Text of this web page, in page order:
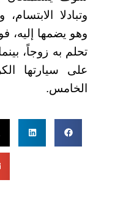
وتبادلا
وهو يضمها
تحلم به زوجاً،
على سيارتها
الخامس.